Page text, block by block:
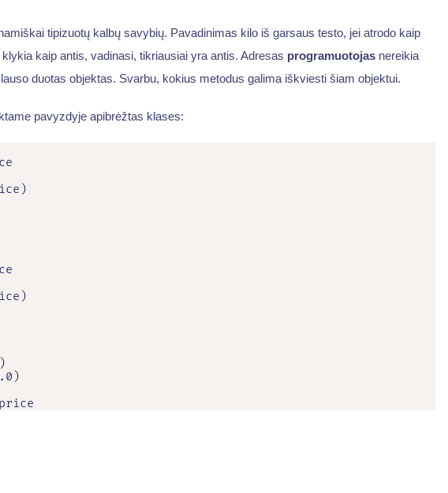
tipizuotų kalbų savybių. Pavadinimas kilo iš garsaus testo, jei atrodo kaip
kaip antis, vadinasi, tikriausiai yra antis. Adresas programuotojasnereikia
duotas objektas. Svarbu, kokius metodus galima iškviesti šiam objektui.
pavyzdyje apibrėžtas klases: